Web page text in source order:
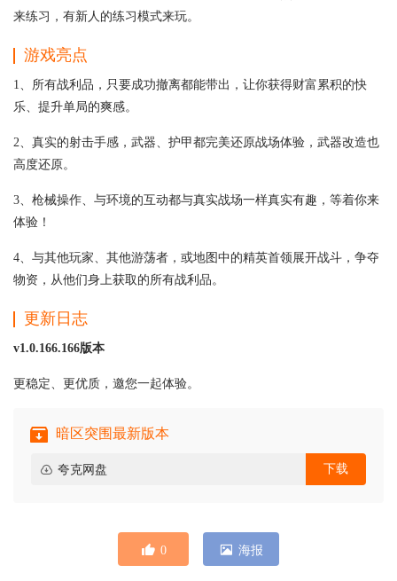
来练习，有新人的练习模式来玩。
游戏亮点
1、所有战利品，只要成功撤离都能带出，让你获得财富累积的快
乐、提升单局的爽感。
2、真实的射击手感，武器、护甲都完美还原战场体验，武器改造也
高度还原。
3、枪械操作、与环境的互动都与真实战场一样真实有趣，等着你来
体验！
4、与其他玩家、其他游荡者，或地图中的精英首领展开战斗，争夺
物资，从他们身上获取的所有战利品。
更新日志
v1.0.166.166版本
更稳定、更优质，邀您一起体验。
暗区突围最新版本
夸克网盘 下载
0 海报